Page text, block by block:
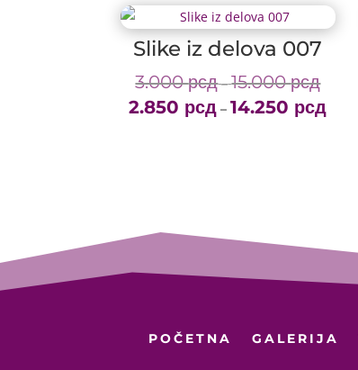
Slike iz delova 007
3.000рсд – 15.000рсдPrice
range:
2.850 рсд – 14.250 рсд
POČETNA GALERIJA